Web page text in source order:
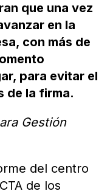
que una vez
en la
con más de
para evitar el
de la firma.
Gestión
del centro
de los